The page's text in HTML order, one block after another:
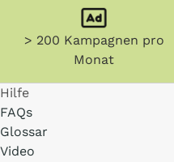
> 200 Kampagnen pro
Monat
Hilfe
FAQs
Glossar
Video